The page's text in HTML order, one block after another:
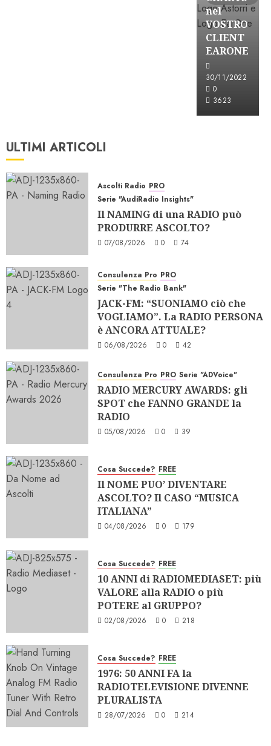
nel
VOSTRO
CLIENT
EARONE
30/11/2022
0
3623
ULTIMI ARTICOLI
Ascolti Radio PRO
Serie "AudiRadio Insights"
Il NAMING di una RADIO può
PRODURRE ASCOLTO?
07/08/2026 0 74
Consulenza Pro PRO
Serie "The Radio Bank"
JACK-FM: “SUONIAMO ciò che
VOGLIAMO”. La RADIO PERSONA
è ANCORA ATTUALE?
06/08/2026 0 42
Consulenza Pro PRO Serie "ADVoice"
RADIO MERCURY AWARDS: gli
SPOT che FANNO GRANDE la
RADIO
05/08/2026 0 39
Cosa Succede? FREE
Il NOME PUO’ DIVENTARE
ASCOLTO? Il CASO “MUSICA
ITALIANA”
04/08/2026 0 179
Cosa Succede? FREE
10 ANNI di RADIOMEDIASET: più
VALORE alla RADIO o più
POTERE al GRUPPO?
02/08/2026 0 218
Cosa Succede? FREE
1976: 50 ANNI FA la
RADIOTELEVISIONE DIVENNE
PLURALISTA
28/07/2026 0 214